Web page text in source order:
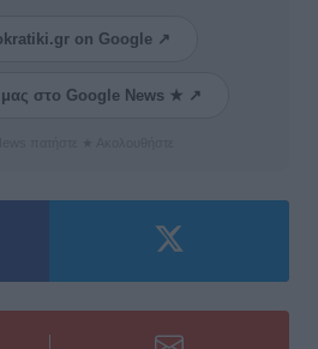
on Google ↗
μας στο Google News ★ ↗